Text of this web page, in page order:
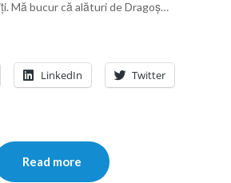
Mă bucur că alături de Dragoș…
LinkedIn Twitter
Read more